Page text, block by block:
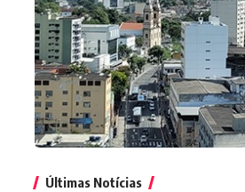
Últimas Notícias